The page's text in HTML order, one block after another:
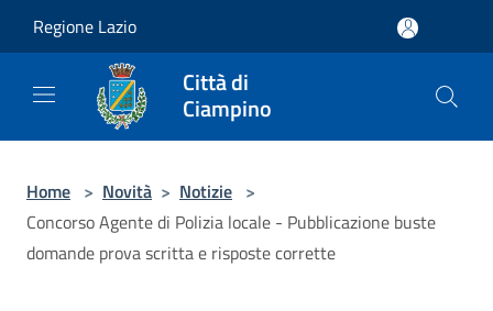
Regione Lazio
Città di
Ciampino
Home > Novità > Notizie >
Concorso Agente di Polizia locale - Pubblicazione buste
domande prova scritta e risposte corrette